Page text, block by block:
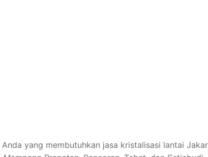
yang membutuhkan jasa kristalisasi lantai